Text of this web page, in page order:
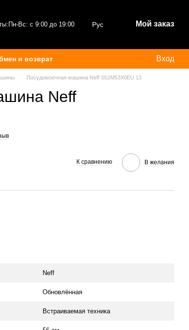
Пн-Вс: с 9:00 до 19:00 Рус Мой заказ
и возврат
Вход
Посудомоечная машина Neff S52M53X0EU 13
Neff
К сравнению В желания
Neff
Обновлённая
Встраиваемая техника